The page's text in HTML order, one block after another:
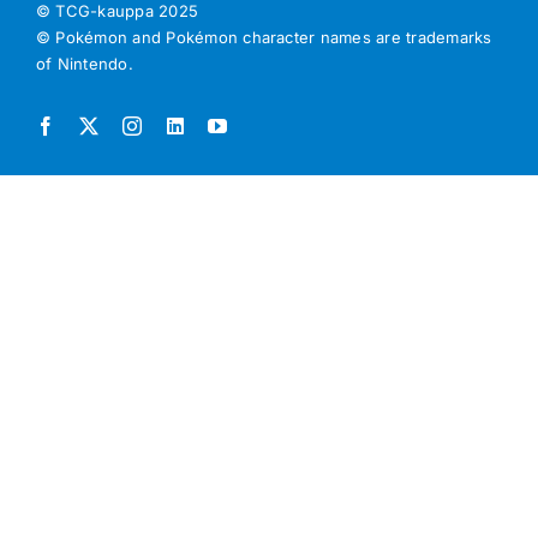
© TCG-kauppa 2025
© Pokémon and Pokémon character names are trademarks
of Nintendo.